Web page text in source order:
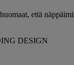
että